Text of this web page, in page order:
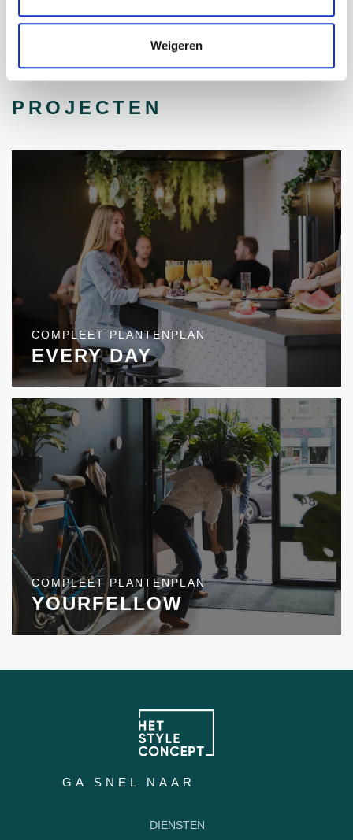
Weigeren
PROJECTEN
COMPLEET PLANTENPLAN
EVERY DAY
COMPLEET PLANTENPLAN
YOURFELLOW
GA SNEL NAAR
DIENSTEN